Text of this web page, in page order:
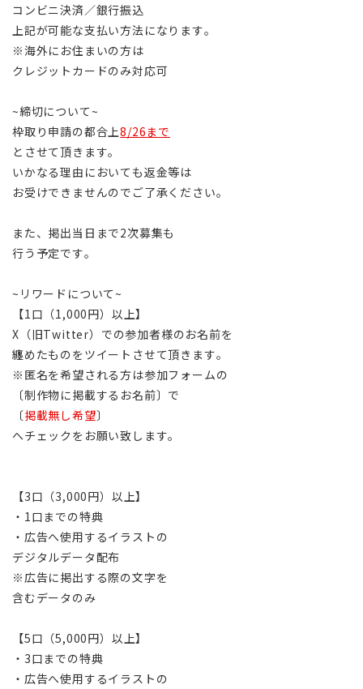
コンビニ決済／銀行振込
上記が可能な支払い方法になります。
※海外にお住まいの方は
クレジットカードのみ対応可
~締切について~
枠取り申請の都合上8/26まで
とさせて頂きます。
いかなる理由においても返金等は
お受けできませんのでご了承ください。
また、掲出当日まで2次募集も
行う予定です。
~リワードについて~
【1口（1,000円）以上】
X（旧Twitter）での参加者様のお名前を
纏めたものをツイートさせて頂きます。
※匿名を希望される方は参加フォームの
〔制作物に掲載するお名前〕で
〔掲載無し希望〕
へチェックをお願い致します。
【3口（3,000円）以上】
・1口までの特典
・広告へ使用するイラストの
デジタルデータ配布
※広告に掲出する際の文字を
含むデータのみ
【5口（5,000円）以上】
・3口までの特典
・広告へ使用するイラストの